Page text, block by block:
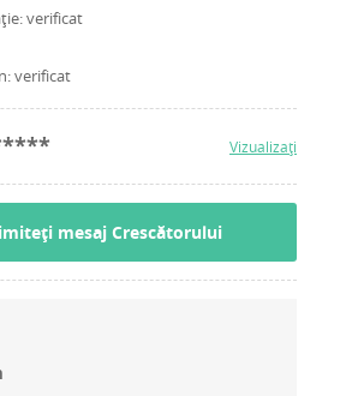
verificat
verificat
Vizualizați
mesaj Crescătorului